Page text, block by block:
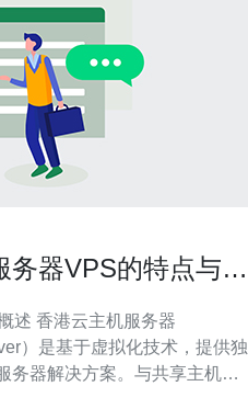
务器VPS的特点与使
务器
）是基于虚拟化技术，提供独
务器解决方案。与共享主机相